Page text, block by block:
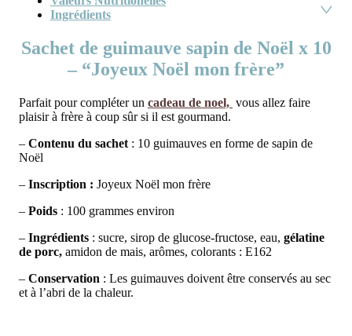
Ingrédients
Sachet de guimauve sapin de Noël x 10
– “Joyeux Noël mon frère”
Parfait pour compléter un cadeau de noel, vous allez faire
plaisir à frère à coup sûr si il est gourmand.
– Contenu du sachet : 10 guimauves en forme de sapin de
Noël
– Inscription : Joyeux Noël mon frère
– Poids : 100 grammes environ
– Ingrédients : sucre, sirop de glucose-fructose, eau, gélatine
de porc, amidon de mais, arômes, colorants : E162
– Conservation : Les guimauves doivent être conservés au sec
et à l’abri de la chaleur.